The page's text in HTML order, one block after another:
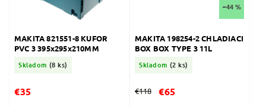
MAKITA 821551-8 KUFOR
PVC 3 395x295x210MM
Skladom (8 ks)
€35
–44 %
MAKITA 198254-2 CHLADIACI
BOX BOX TYPE 3 11L
Skladom (2 ks)
€118 €65